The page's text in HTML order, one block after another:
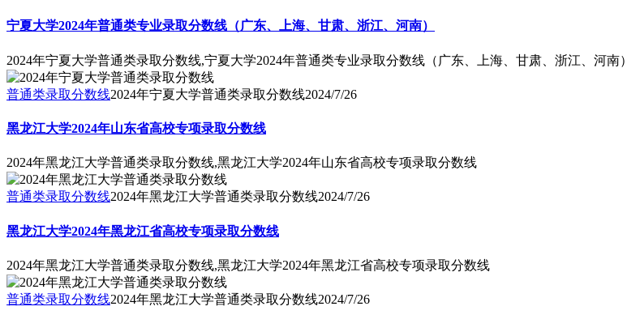
宁夏大学2024年普通类专业录取分数线（广东、上海、甘肃、浙江、河南）
2024年宁夏大学普通类录取分数线,宁夏大学2024年普通类专业录取分数线（广东、上海、甘肃、浙江、河南）
普通类录取分数线2024年宁夏大学普通类录取分数线2024/7/26
黑龙江大学2024年山东省高校专项录取分数线
2024年黑龙江大学普通类录取分数线,黑龙江大学2024年山东省高校专项录取分数线
普通类录取分数线2024年黑龙江大学普通类录取分数线2024/7/26
黑龙江大学2024年黑龙江省高校专项录取分数线
2024年黑龙江大学普通类录取分数线,黑龙江大学2024年黑龙江省高校专项录取分数线
普通类录取分数线2024年黑龙江大学普通类录取分数线2024/7/26